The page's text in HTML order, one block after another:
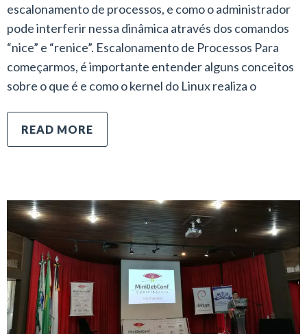
escalonamento de processos, e como o administrador
pode interferir nessa dinâmica através dos comandos
“nice” e “renice”. Escalonamento de Processos Para
começarmos, é importante entender alguns conceitos
sobre o que é e como o kernel do Linux realiza o
READ MORE